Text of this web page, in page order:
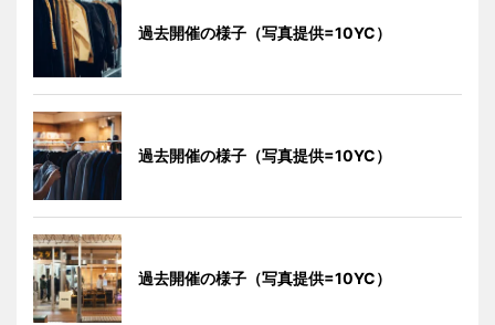
過去開催の様子（写真提供=10YC）
過去開催の様子（写真提供=10YC）
過去開催の様子（写真提供=10YC）